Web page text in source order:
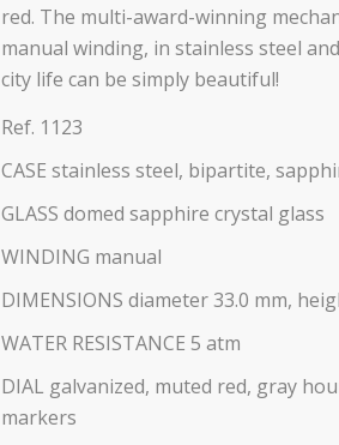
red. The multi-award-winning
manual winding, in stainless steel
city life can be simply beautiful!
Ref. 1123
CASE stainless steel, bipartite,
GLASS domed sapphire crystal glass
WINDING manual
DIMENSIONS diameter33.0 mm,
WATER RESISTANCE 5 atm
DIAL galvanized, muted red, gray
markers